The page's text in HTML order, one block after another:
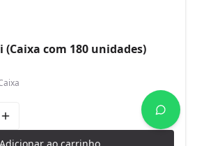
(Caixa com 180 unidades)